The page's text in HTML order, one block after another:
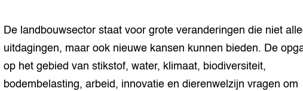
De landbouwsector staat voor grote veranderingen die niet
uitdagingen, maar ook nieuwe kansen kunnen bieden. De
op het gebied van stikstof, water, klimaat, biodiversiteit,
bodembelasting, arbeid, innovatie en dierenwelzijn vragen om